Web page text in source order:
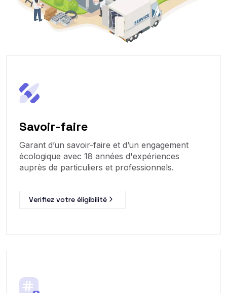
Savoir-faire
Garant d’un savoir-faire et d’un engagement
écologique avec 18 années d'expériences
auprès de particuliers et professionnels.
Verifiez votre éligibilité